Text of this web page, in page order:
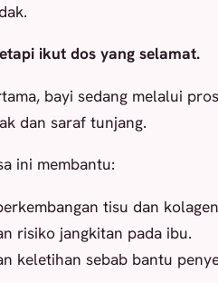
ikut dos yang selamat.
bayi sedang melalui
dan saraf tunjang.
ini membantu:
tisu dan
risiko jangkitan pada ibu.
keletihan sebab bantu